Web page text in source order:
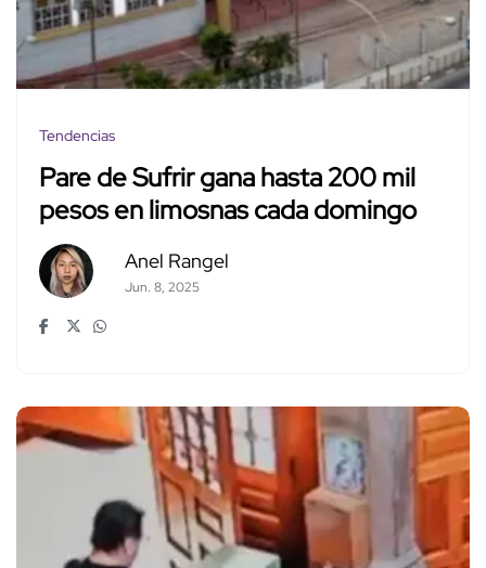
Tendencias
Pare de Sufrir gana hasta 200 mil
pesos en limosnas cada domingo
Anel Rangel
Jun. 8, 2025